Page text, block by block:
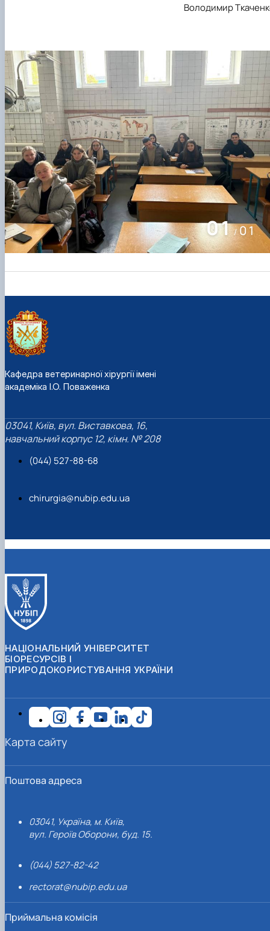
Володимир
01 /01
Кафедра ветеринарної хірургії імені
академіка І.О. Поваженка
03041, Київ, вул. Виставкова, 16,
навчальний корпус 12, кімн. № 208
(044) 527-88-68
chirurgia@nubip.edu.ua
НАЦІОНАЛЬНИЙ УНІВЕРСИТЕТ
БІОРЕСУРСІВ І
ПРИРОДОКОРИСТУВАННЯ УКРАЇНИ
Поштова адреса
03041, Україна, м. Київ,
вул. Героїв Оборони, буд. 15.
(044) 527-82-42
rectorat@nubip.edu.ua
Приймальна комісія
Карта сайту